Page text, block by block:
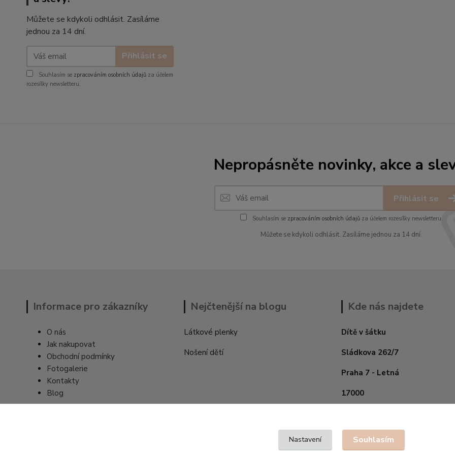
Můžete se kdykoli odhlásit. Zasíláme
jednou za 14 dní.
Přihlásit se
Souhlasím se zpracováním osobních údajů za účelem
rozesílky newsletteru.
Nepropásněte novinky, akce a
Přihlásit se
Souhlasím se zpracováním osobních údajůza účelem rozesílky newsletteru.
Můžete se kdykoli odhlásit. Zasíláme jednou za 14 dní.
Informace pro zákazníky
O nás
Jak nakupovat
Obchodní podmínky
Fotogalerie
Kontakty
Blog
Nejčtenější na blogu
Látkové plenky
Nošení dětí
Kde nás najdete
Dítě v šátku
Sládkova 262/7
Praha 7 - Letná
17000
Nastavení Souhlasím